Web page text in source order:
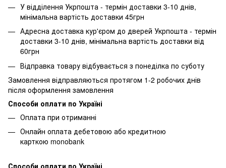
У відділення Укрпошта - термін доставки 3-10 днів,
мінімальна вартість доставки 45грн
Адресна доставка кур'єром до дверей Укрпошта - термін
доставки 3-10 днів, мінімальна вартість доставки від
60грн
Відправка товару відбувається з понеділка по суботу
Замовлення відправляються протягом 1-2 робочих днів
після оформлення замовлення
Способи оплати по Україні
Оплата при отриманні
Онлайн оплата дебетовою або кредитною
карткою monobank
Способи оплати по Україні